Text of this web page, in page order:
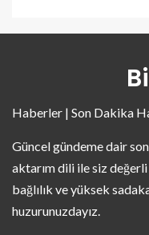
Haberler | Son Dakika
Güncel gündeme dair
aktarım dili ile siz
bağlılık ve yüksek
huzurunuzdayız.